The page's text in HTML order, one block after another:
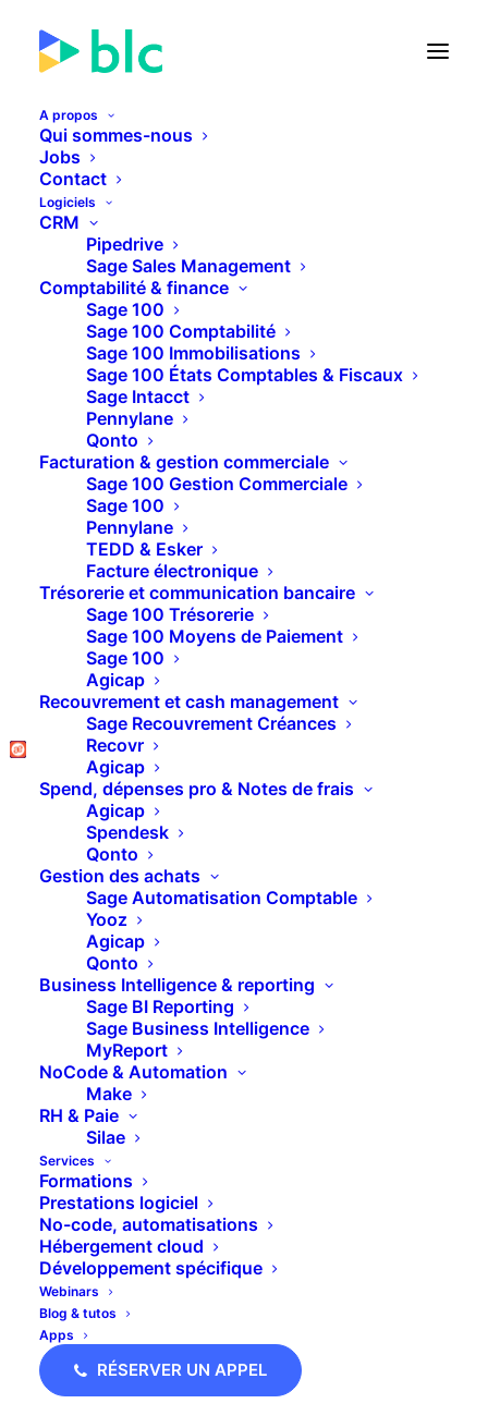
A propos
Qui sommes-nous
Jobs
Contact
Logiciels
CRM
Pipedrive
Sage Sales Management
Comptabilité & finance
Sage 100
Sage 100 Comptabilité
Sage 100 Immobilisations
Sage 100 États Comptables & Fiscaux
Sage Intacct
Pennylane
Qonto
Facturation & gestion commerciale
Sage 100 Gestion Commerciale
Sage 100
Pennylane
TEDD & Esker
Facture électronique
Trésorerie et communication bancaire
Sage 100 Trésorerie
Sage 100 Moyens de Paiement
Sage 100
Agicap
Recouvrement et cash management
Sage Recouvrement Créances
Recovr
Agicap
Spend, dépenses pro & Notes de frais
Agicap
Spendesk
Qonto
Gestion des achats
Sage Automatisation Comptable
Yooz
Agicap
Qonto
Business Intelligence & reporting
Sage BI Reporting
Sage Business Intelligence
MyReport
NoCode & Automation
Make
RH & Paie
Silae
Services
Formations
Prestations logiciel
No-code, automatisations
Hébergement cloud
Développement spécifique
Webinars
Blog & tutos
Apps
RÉSERVER UN APPEL
🚀 Lancement de la Facture
24JOURS18HEURES12
PLUS D'INFOS
Sage 100 Comptabilité
Online – Compléments
Présentation de la commande des
écritures de régularisation
Depuis les versions 8 de Sage Comptabilité
Online, il est possible de générer et d’extourner
automatiquement les écritures de régularisations
de fin d’exercice (ou de situation)
Vous allez donc pouvoir enregistrer les écritures
suivantes :
les charges constatées d’avance
les fournisseurs à recevoir
les produits constatés d’avance
les clients factures à établir
Présentation de la recherche
d’écritures